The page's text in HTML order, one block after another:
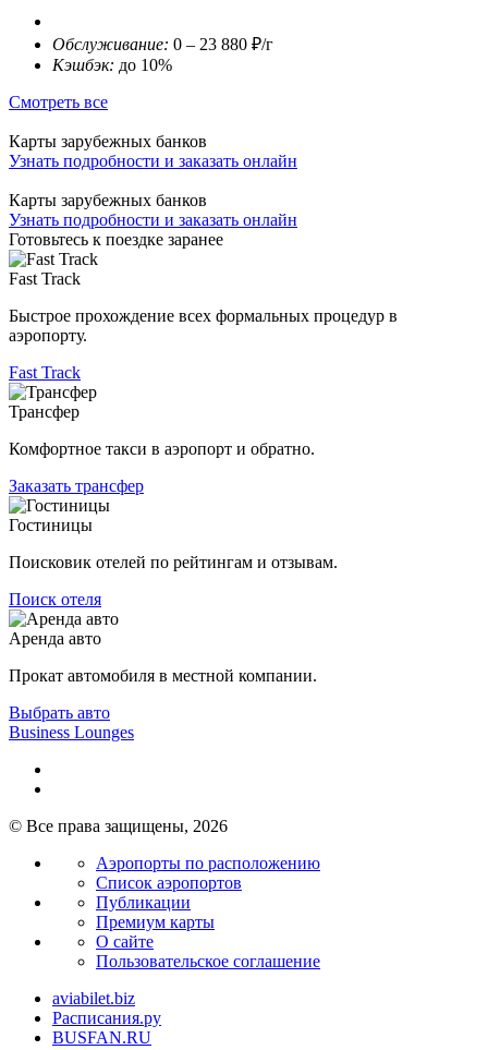
Обслуживание: 0 – 23 880 ₽/г
Кэшбэк: до 10%
Смотреть все
Карты зарубежных банков
Узнать подробности и заказать онлайн
Карты зарубежных банков
Узнать подробности и заказать онлайн
Готовьтесь к поездке заранее
Fast Track
Быстрое прохождение всех формальных процедур в
аэропорту.
Fast Track
Трансфер
Комфортное такси в аэропорт и обратно.
Заказать трансфер
Гостиницы
Поисковик отелей по рейтингам и отзывам.
Поиск отеля
Аренда авто
Прокат автомобиля в местной компании.
Выбрать авто
Business Lounges
© Все права защищены, 2026
Аэропорты по расположению
Список аэропортов
Публикации
Премиум карты
О сайте
Пользовательское соглашение
aviabilet.biz
Расписания.ру
BUSFAN.RU